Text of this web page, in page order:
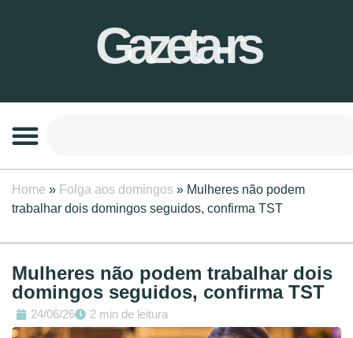
Gazeta-rs
Home » Folga aos domingos » Mulheres não podem
trabalhar dois domingos seguidos, confirma TST
Mulheres não podem trabalhar dois
domingos seguidos, confirma TST
24/06/26 2 min de leitura